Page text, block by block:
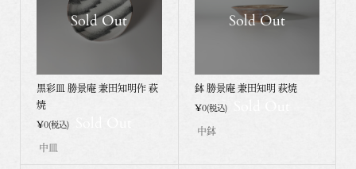
Sold Out
黒彩皿 勝景庵 兼田知明作 萩
焼
¥0(税込)
中皿
Sold Out
鉢 勝景庵 兼田知明 萩焼
¥0(税込)
中鉢